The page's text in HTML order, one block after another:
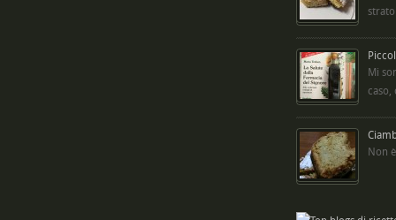
Mi
caso,
Non